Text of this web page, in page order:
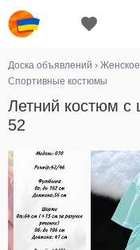
Доска объявлений › Женское
Спортивные костюмы
Летний костюм с
52